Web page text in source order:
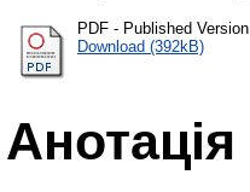
PDF - Published Version
Download (392kB)
Анотація